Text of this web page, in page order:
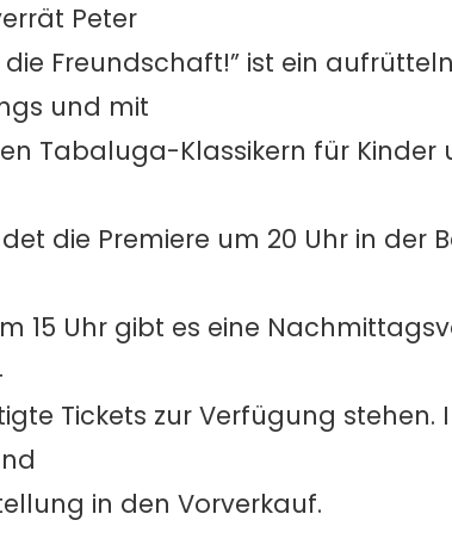
Peter
die Freundschaft!” ist ein
und mit
Tabaluga-Klassikern für Kinder
die Premiere um 20 Uhr in
15 Uhr gibt es eine
Tickets zur Verfügung
in den Vorverkauf.